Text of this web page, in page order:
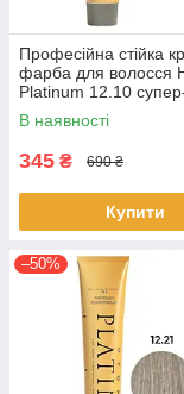
Професійна стійка
фарба для волосся
Platinum 12.10
попелястий
60мл
В наявності
345 ₴ 690 ₴
Купити
–50%